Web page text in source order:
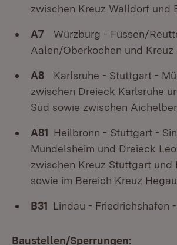
zwischen Kreuz Walldorf und
A7 Würzburg - Füssen/
Aalen/Oberkochen und
A8 Karlsruhe - Stuttgart -
zwischen Dreieck Karlsruhe
Süd sowie zwischen
A81 Heilbronn - Stuttgart -
Mundelsheim und Dreieck
zwischen Kreuz Stuttgart und
sowie im Bereich Kreuz Hegau
B31 Lindau - Friedrichshafen
Baustellen/Sperrungen: